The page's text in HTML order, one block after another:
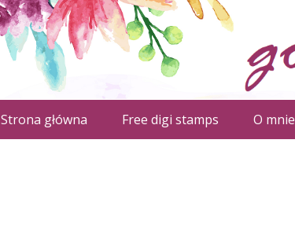
Strona główna Free digi stamps O mnie